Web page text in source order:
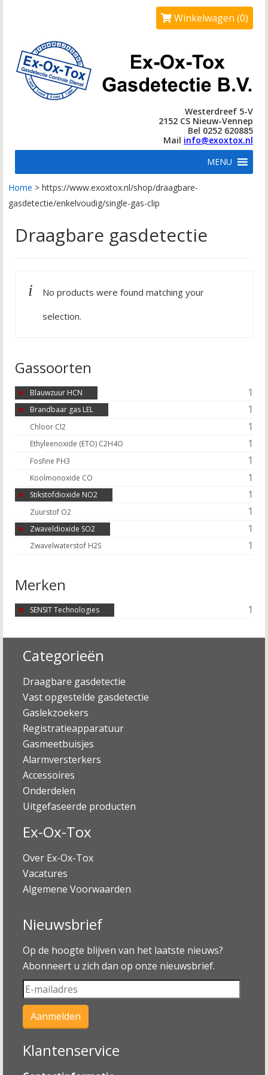
Winkelwagen (0)
Westerdreef 5-V
2152 CS Nieuw-Vennep
Bel 0252 620885
Mail info@exoxtox.nl
MENU
Home > https://www.exoxtox.nl/shop/draagbare-
gasdetectie/enkelvoudig/single-gas-clip
Draagbare gasdetectie
No products were found matching your
selection.
Gassoorten
Blauwzuur HCN 1
Brandbaar gas LEL 1
Chloor Cl2 1
Ethyleenoxide (ETO) C2H4O 1
Fosfine PH3 1
Koolmonoxide CO 1
Stikstofdioxide NO2 1
Zuurstof O2 1
Zwaveldioxide SO2 1
Zwavelwaterstof H2S 1
Merken
SENSIT Technologies 1
Categorieën
Draagbare gasdetectie
Vast opgestelde gasdetectie
Gaslekzoekers
Registratieapparatuur
Gasmeetbuisjes
Alarmversterkers
Accessoires
Onderdelen
Uitgefaseerde producten
Ex-Ox-Tox
Over Ex-Ox-Tox
Vacatures
Algemene Voorwaarden
Nieuwsbrief
Op de hoogte blijven van het laatste nieuws?
Abonneert u zich dan op onze nieuwsbrief.
Klantenservice